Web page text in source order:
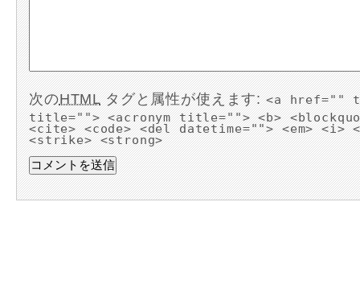
次のHTMLタグと属性が使えます:<a href=""
title=""> <acronym title=""> <b>
<cite> <code> <del datetime=""> <em> <i>
<strike> <strong>